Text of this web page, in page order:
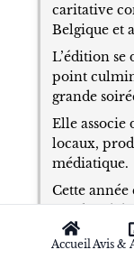
AccueilAvis &
caritative
Belgique et
L’édition se
point
grande
Elle associe
locaux,
médiatique.
Cette année
ans du
comme la